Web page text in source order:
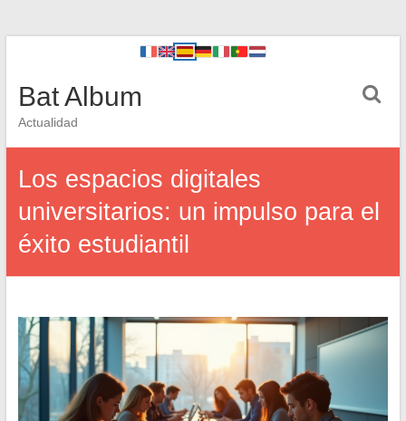
Bat Album
Actualidad
Los espacios digitales
universitarios: un impulso para el
éxito estudiantil